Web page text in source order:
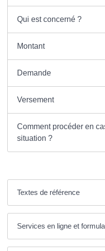
Qui est concerné ?
Montant
Demande
Versement
Comment procéder en
situation ?
Textes de référence
Services en ligne et